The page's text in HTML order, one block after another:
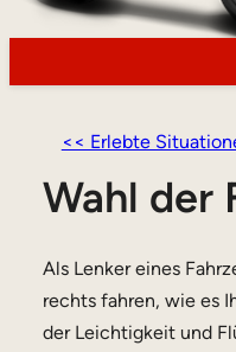
<< Erlebte
Wahl der
Als Lenker eines
rechts fahren, wie es
der Leichtigkeit und